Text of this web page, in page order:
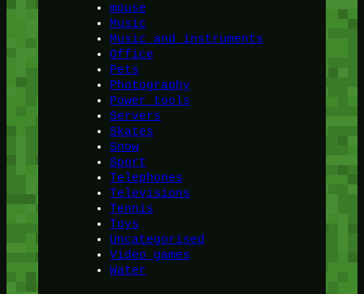
mouse
Music
Music and instruments
Office
Pets
Photography
Power tools
Servers
Skates
Snow
Sport
Telephones
Televisions
Tennis
Toys
Uncategorised
Video games
Water